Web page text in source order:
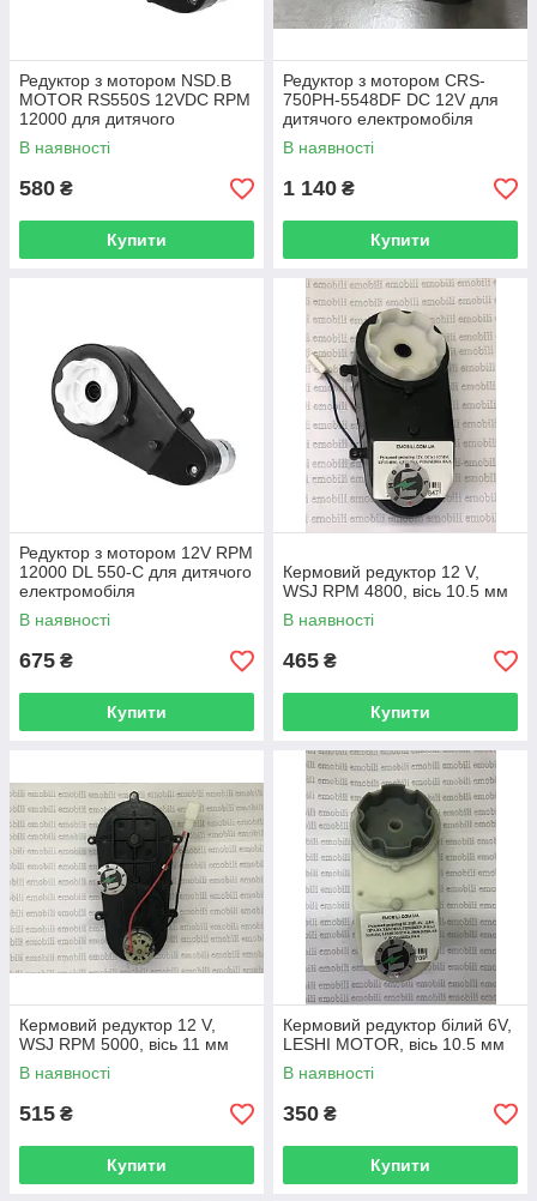
Редуктор з мотором NSD.B
MOTOR RS550S 12VDC RPM
12000 для дитячого
електромобіля
В наявності
580 ₴
Купити
Редуктор з мотором CRS-
750PH-5548DF DC 12V для
дитячого електромобіля
В наявності
1 140 ₴
Купити
Редуктор з мотором 12V RPM
12000 DL 550-C для дитячого
електромобіля
В наявності
675 ₴
Купити
Кермовий редуктор 12 V,
WSJ RPM 4800, вісь 10.5 мм
В наявності
465 ₴
Купити
Кермовий редуктор 12 V,
WSJ RPM 5000, вісь 11 мм
В наявності
515 ₴
Купити
Кермовий редуктор білий 6V,
LESHI MOTOR, вісь 10.5 мм
В наявності
350 ₴
Купити